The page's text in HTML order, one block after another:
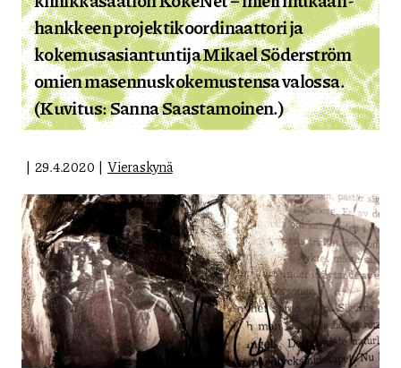
hankkeen projektikoordinaattori ja
kokemusasiantuntija Mikael Söderström
omien masennuskokemustensa valossa.
(Kuvitus: Sanna Saastamoinen.)
29.4.2020 Vieraskynä